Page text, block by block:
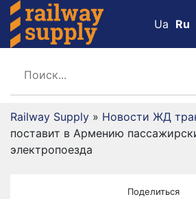
Ua Ru
Railway Supply » Новости ЖД
поставит в Армению
электропоезда
Поделиться